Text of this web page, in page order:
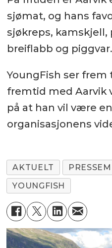
sjømat, og hans
sjøkreps, kamskjell,
breiflabb og piggvar.
YoungFish ser
fremtid med Aarvik
på at han vil være
organisasjonens
AKTUELT
YOUNGFISH